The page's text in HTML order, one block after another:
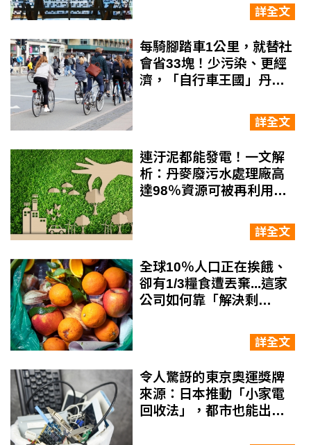
詳全文
每騎腳踏車1公里，就替社
會省33塊！少污染、更經
濟，「自行車王國」丹麥
詳全文
連汙泥都能發電！一文解
析：丹麥廢污水處理廠高
達98％資源可被再利用，
詳全文
全球10％人口正在挨餓、
卻有1/3糧食遭丟棄...這家
公司如何靠「解決剩
詳全文
令人驚訝的東京奧運獎牌
來源：日本推動「小家電
回收法」，都市也能出